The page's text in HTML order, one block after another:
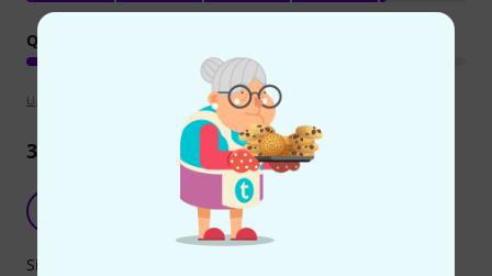
QUALITÉ DE FABRICATION
Lignes directrices d'évaluation
36 Commentaires
Agréable surprise
Bruno77520 21.11.2016
Si on passe sur les petits détails de finition, le mauvais